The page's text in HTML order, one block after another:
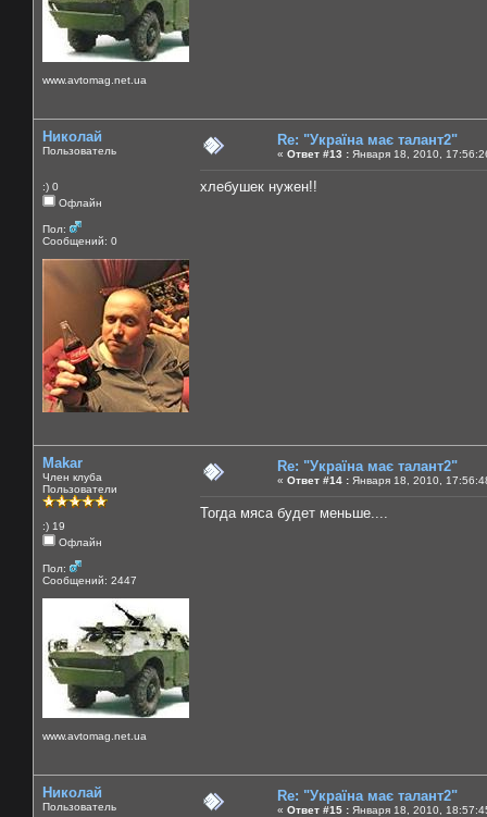
www.avtomag.net.ua
Николай
Пользователь
:) 0
Офлайн
Пол:
Сообщений: 0
Re: "Україна має талант2"
« Ответ #13 : Января 18, 2010,
хлебушек нужен!!
Makar
Член клуба
Пользователи
:) 19
Офлайн
Пол:
Сообщений: 2447
www.avtomag.net.ua
Re: "Україна має талант2"
« Ответ #14 : Января 18, 2010,
Тогда мяса будет меньше....
Николай
Пользователь
Re: "Україна має талант2"
« Ответ #15 : Января 18, 2010,